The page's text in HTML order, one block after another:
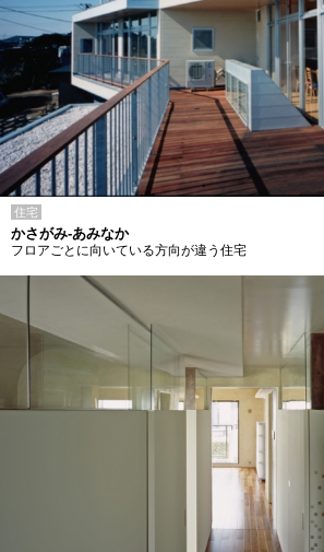
住宅
かさがみ-あみなか
フロアごとに向いている方向が違う住宅